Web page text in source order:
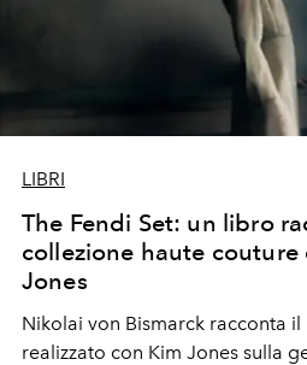
LIBRI
The Fendi Set: un libro
collezione haute couture
Jones
Nikolai von Bismarck racconta
realizzato con Kim Jones sulla